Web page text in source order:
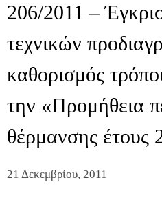
206/2011 –
τεχνικών
καθορισμός
την «Προμήθεια
θέρμανσης έτους
21 Δεκεμβρίου, 2011